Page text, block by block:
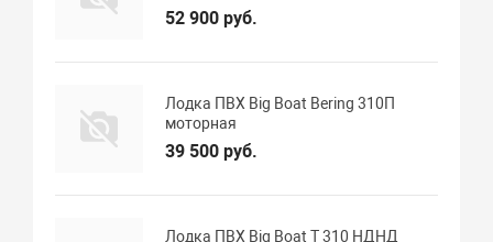
52 900 руб.
Лодка ПВХ Big Boat Bering 310П
моторная
39 500 руб.
Лодка ПВХ Big Boat T 310 НДНД